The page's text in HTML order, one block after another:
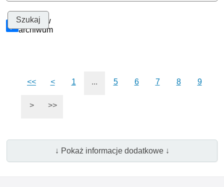
Szukaj w
archiwum
<< < 1 ... 5 6 7 8 9
> >>
↓ Pokaż informacje dodatkowe ↓